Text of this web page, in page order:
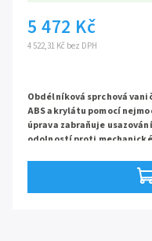
4 522,31 Kč bez DPH
5 472 Kč
Obdélníková sprchová
ABS akrylátu pomocí
úprava zabraňuje
odolností proti